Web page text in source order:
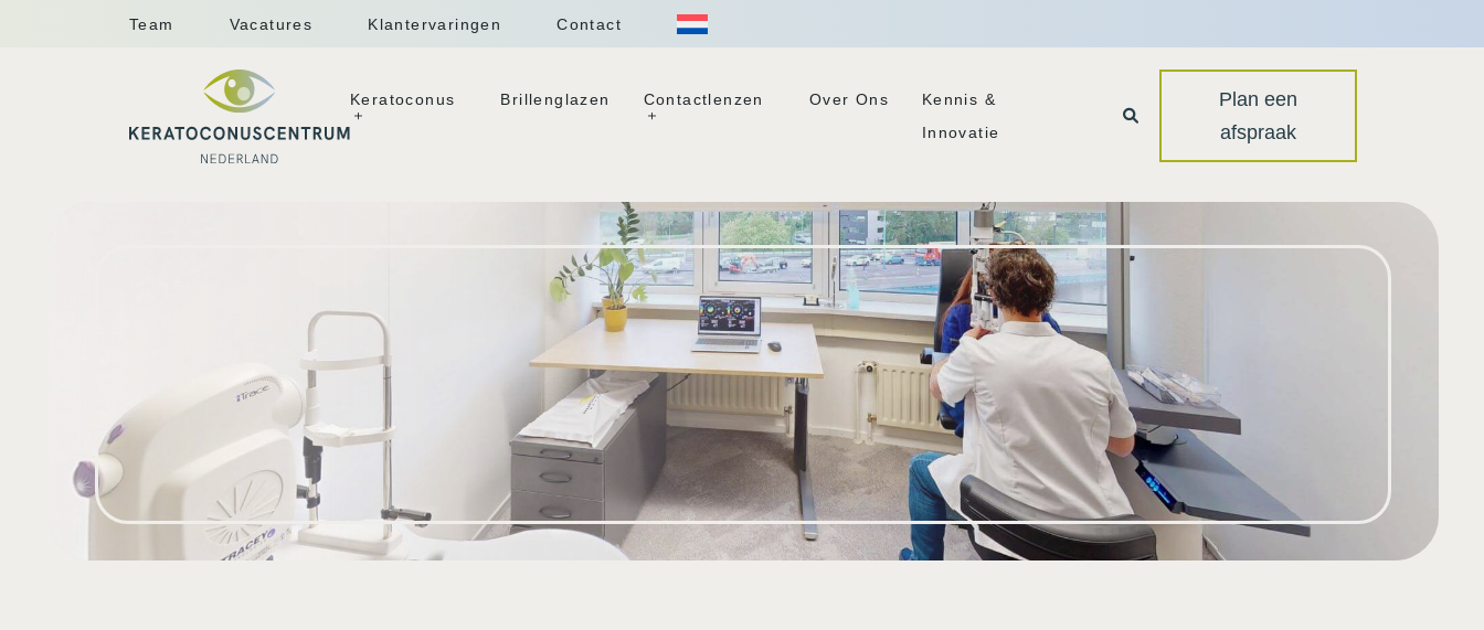
Team Vacatures Klantervaringen Contact
Keratoconus Brillenglazen Contactlenzen Over Ons
Kennis &
Innovatie
Plan een
afspraak